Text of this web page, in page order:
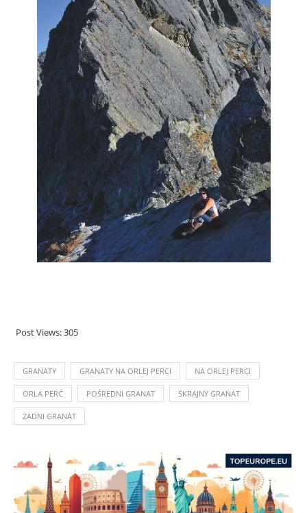
Post Views:305
GRANATY GRANATY NA ORLEJ PERCI NA ORLEJ PERCI
ORLA PERĆ POŚREDNI GRANAT SKRAJNY GRANAT
ZADNI GRANAT